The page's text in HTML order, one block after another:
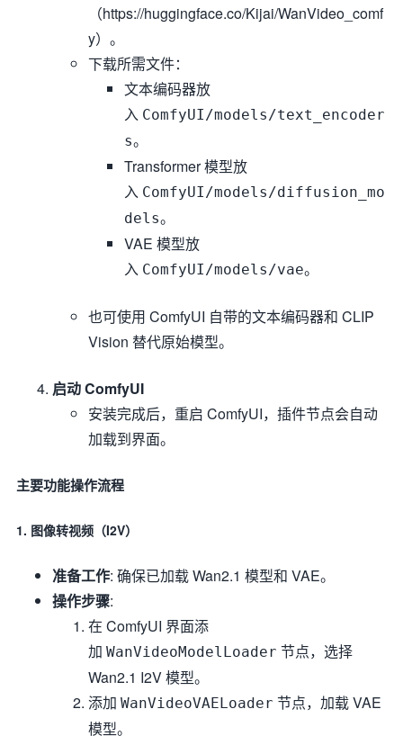
（https://huggingface.co/Kijai/WanVideo_comf
y）。
下载所需文件：
文本编码器放
入 ComfyUI/models/text_encoder
s。
Transformer 模型放
入 ComfyUI/models/diffusion_mo
dels。
VAE 模型放
入 ComfyUI/models/vae。
也可使用 ComfyUI 自带的文本编码器和 CLIP
Vision 替代原始模型。
启动 ComfyUI
安装完成后，重启 ComfyUI，插件节点会自动
加载到界面。
主要功能操作流程
1. 图像转视频（I2V）
准备工作: 确保已加载 Wan2.1 模型和 VAE。
操作步骤:
在 ComfyUI 界面添
加 WanVideoModelLoader 节点，选择
Wan2.1 I2V 模型。
添加 WanVideoVAELoader 节点，加载 VAE
模型。